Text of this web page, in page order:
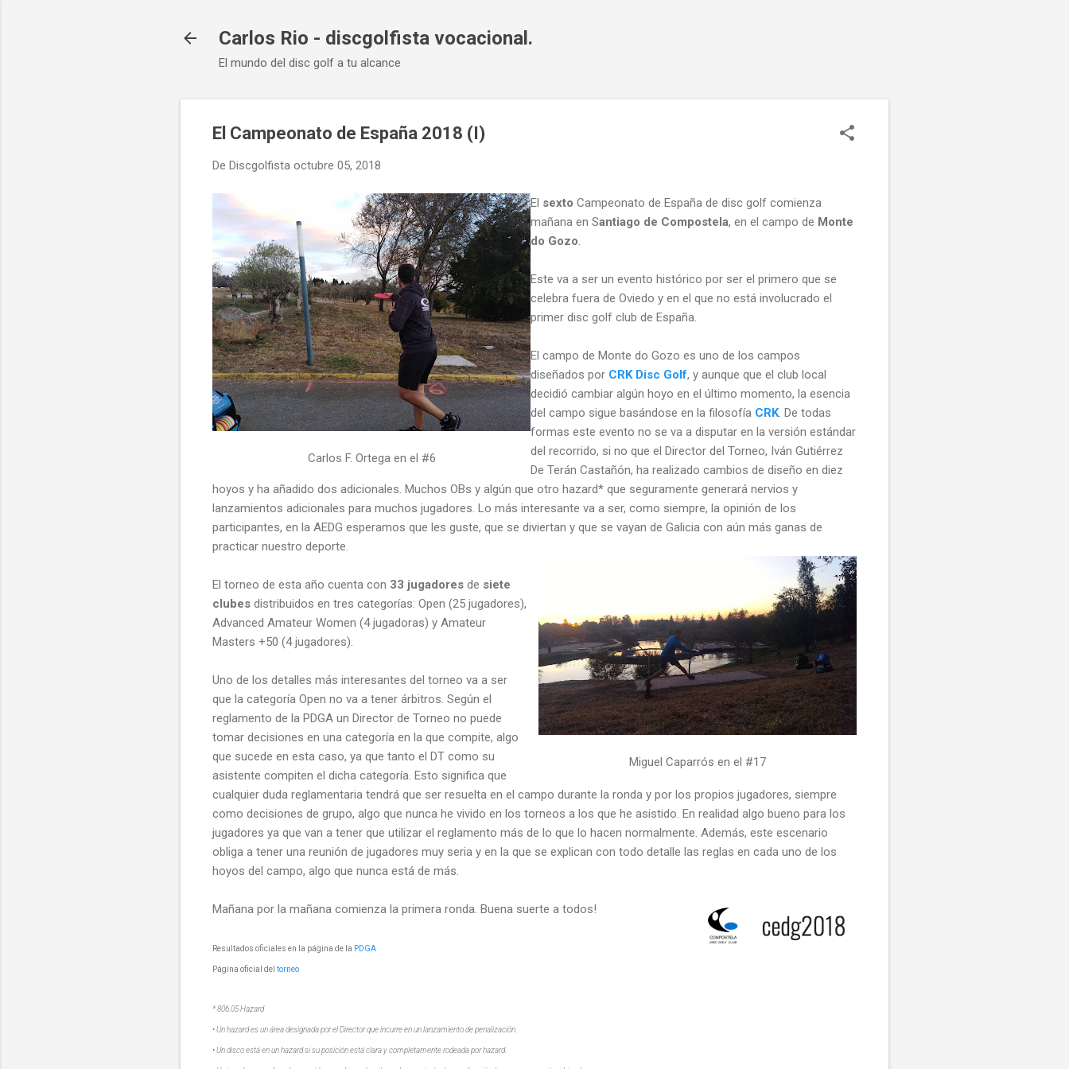
Carlos Rio - discgolfista vocacional.
El mundo del disc golf a tu alcance
El Campeonato de España 2018 (I)
De Discgolfista octubre 05, 2018
Carlos F. Ortega en el #6
El sexto Campeonato de España de disc golf comienza
mañana en Santiago de Compostela, en el campo de Monte
do Gozo
Este va a ser un evento histórico por ser el primero que se
celebra fuera de Oviedo y en el que no está involucrado el
primer disc golf club de España.
El campo de Monte do Gozo es uno de los campos
diseñados por CRK Disc Golf, y aunque que el club local
decidió cambiar algún hoyo en el último momento, la esencia
del campo sigue basándose en la filosofía CRK. De todas
formas este evento no se va a disputar en la versión estándar
del recorrido, si no que el Director del Torneo, Iván Gutiérrez
De Terán Castañón, ha realizado cambios de diseño en diez
hoyos y ha añadido dos adicionales. Muchos OBs y algún que otro hazard* que seguramente generará nervios y
lanzamientos adicionales para muchos jugadores. Lo más interesante va a ser, como siempre, la opinión de los
participantes, en la AEDG esperamos que les guste, que se diviertan y que se vayan de Galicia con aún más ganas de
practicar nuestro deporte.
Miguel Caparrós en el #17
El torneo de esta año cuenta con 33 jugadores de siete
clubes distribuidos en tres categorías: Open (25 jugadores),
Advanced Amateur Women (4 jugadoras) y Amateur
Masters +50 (4 jugadores).
Uno de los detalles más interesantes del torneo va a ser
que la categoría Open no va a tener árbitros. Según el
reglamento de la PDGA un Director de Torneo no puede
tomar decisiones en una categoría en la que compite, algo
que sucede en esta caso, ya que tanto el DT como su
asistente compiten el dicha categoría. Esto significa que
cualquier duda reglamentaria tendrá que ser resuelta en el campo durante la ronda y por los propios jugadores, siempre
como decisiones de grupo, algo que nunca he vivido en los torneos a los que he asistido. En realidad algo bueno para los
jugadores ya que van a tener que utilizar el reglamento más de lo que lo hacen normalmente. Además, este escenario
obliga a tener una reunión de jugadores muy seria y en la que se explican con todo detalle las reglas en cada uno de los
hoyos del campo, algo que nunca está de más.
Mañana por la mañana comienza la primera ronda. Buena suerte a todos!
Resultados oficiales en la página de la PDGA
Página oficial del torneo
* 806.05 Hazard
•Un hazard es un área designada por el Director que incurre en un lanzamiento de penalización.
•Un disco está en un hazard si su posición está clara y completamente rodeada por hazard.